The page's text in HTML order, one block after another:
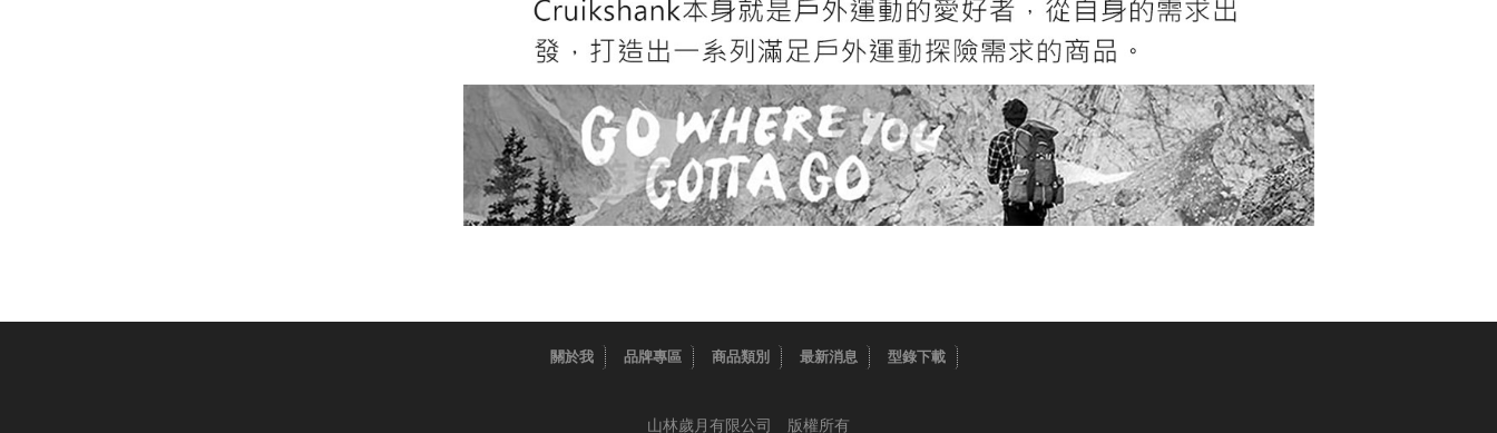
關於我 品牌專區 商品類別 最新消息 型錄下載
山林歲月有限公司 版權所有